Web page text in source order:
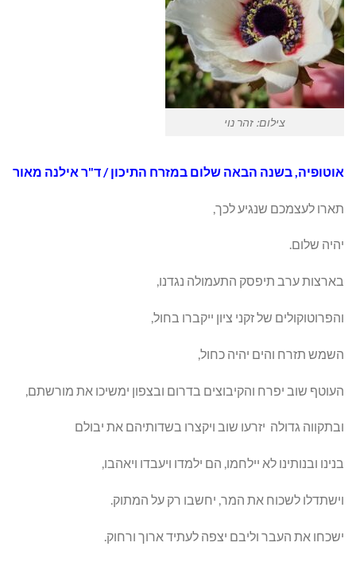
צילום: זהר נוי
אוטופיה, בשנה הבאה שלום במזרח התיכון / ד"ר אילנה מאור
תארו לעצמכם שנגיע לכך,
יהיה שלום.
בארצות ערב תיפסק התעמולה נגדנו,
והפרוטוקולים של זקני ציון ייקברו בחול,
השמש תזרח והים יהיה כחול,
העוטף שוב יפרח והקיבוצים בדרום ובצפון ימשיכו את מורשתם,
ובתקווה גדולה יזרעו שוב ויקצרו בשדותיהם את יבולם
בנינו ובנותינו לא יילחמו, הם ילמדו ויעבדו ויאהבו,
וישתדלו לשכוח את המר, יחשבו רק על המתוק.
ישכחו את העבר וליבם יצפה לעתיד ארוך ורחוק.